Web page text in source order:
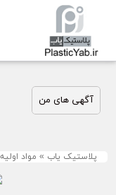
آگهی های من
پلاستیک یاب » مواد